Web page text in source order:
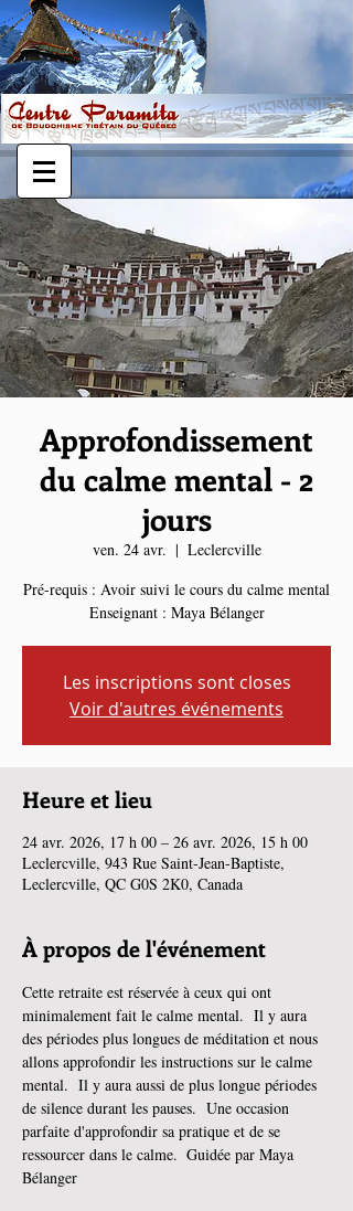
Approfondissement
du calme mental - 2
jours
ven. 24 avr.
  |
Leclercville
Pré-requis : Avoir suivi le cours du calme mental
Enseignant : Maya Bélanger
Les inscriptions sont closes
Voir d'autres événements
Heure et lieu
24 avr. 2026, 17 h 00 – 26 avr. 2026, 15 h 00
Leclercville, 943 Rue Saint-Jean-Baptiste,
Leclercville, QC G0S 2K0, Canada
À propos de l'événement
Cette retraite est réservée à ceux qui ont
minimalement fait le calme mental.  Il y aura
des périodes plus longues de méditation et nous
allons approfondir les instructions sur le calme
mental.  Il y aura aussi de plus longue périodes
de silence durant les pauses.  Une occasion
parfaite d'approfondir sa pratique et de se
ressourcer dans le calme.  Guidée par Maya
Bélanger